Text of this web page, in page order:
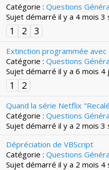
Catégorie : Questions
Sujet démarré il y a 4 mois 3
1 2 3
Extinction programmée avec
Catégorie : Questions
Sujet démarré il y a 6 mois 4
1 2
Quand la série Netflix
Catégorie : Questions
Sujet démarré il y a 2 mois 3
Dépréciation de VBScript
Catégorie : Questions
Sujet démarré il y a 2 mois 4